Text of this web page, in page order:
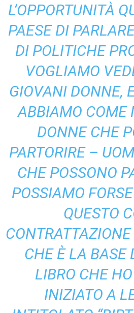
L’OPPORTUNITÀ
PAESE DI
DI POLITICHE
VOGLIAMO
GIOVANI DONNE,
ABBIAMO COME
DONNE CHE
PARTORIRE –
CHE POSSONO
POSSIAMO
QUESTO
CHE È LA BASE
LIBRO CHE
INIZIATO A